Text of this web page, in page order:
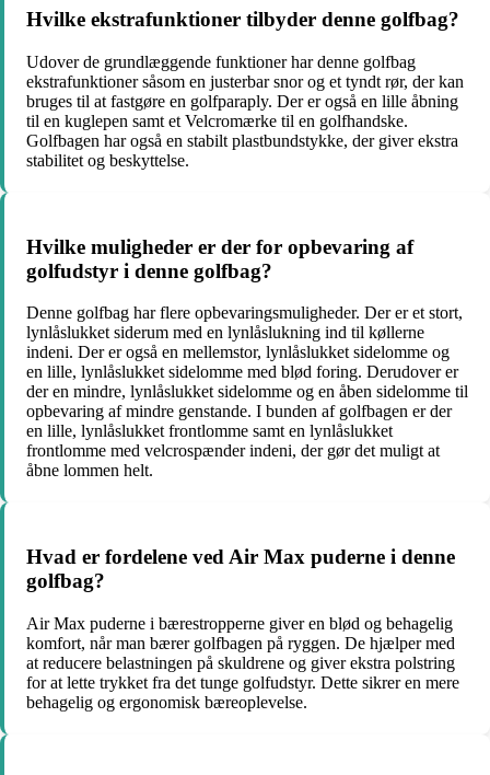
Hvilke ekstrafunktioner tilbyder denne golfbag?
Udover de grundlæggende funktioner har denne golfbag
ekstrafunktioner såsom en justerbar snor og et tyndt rør, der kan
bruges til at fastgøre en golfparaply. Der er også en lille åbning
til en kuglepen samt et Velcromærke til en golfhandske.
Golfbagen har også en stabilt plastbundstykke, der giver ekstra
stabilitet og beskyttelse.
Hvilke muligheder er der for opbevaring af
golfudstyr i denne golfbag?
Denne golfbag har flere opbevaringsmuligheder. Der er et stort,
lynlåslukket siderum med en lynlåslukning ind til køllerne
indeni. Der er også en mellemstor, lynlåslukket sidelomme og
en lille, lynlåslukket sidelomme med blød foring. Derudover er
der en mindre, lynlåslukket sidelomme og en åben sidelomme til
opbevaring af mindre genstande. I bunden af golfbagen er der
en lille, lynlåslukket frontlomme samt en lynlåslukket
frontlomme med velcrospænder indeni, der gør det muligt at
åbne lommen helt.
Hvad er fordelene ved Air Max puderne i denne
golfbag?
Air Max puderne i bærestropperne giver en blød og behagelig
komfort, når man bærer golfbagen på ryggen. De hjælper med
at reducere belastningen på skuldrene og giver ekstra polstring
for at lette trykket fra det tunge golfudstyr. Dette sikrer en mere
behagelig og ergonomisk bæreoplevelse.